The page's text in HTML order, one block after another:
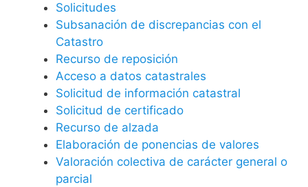
Solicitudes
Subsanación de discrepancias con el
Catastro
Recurso de reposición
Acceso a datos catastrales
Solicitud de información catastral
Solicitud de certificado
Recurso de alzada
Elaboración de ponencias de valores
Valoración colectiva de carácter general o
parcial